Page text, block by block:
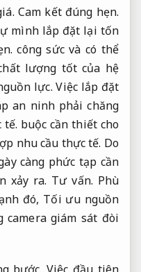
Cam kết đúng hẹn.
mình lắp đặt lại tốn
công sức và có thể
lượng tốt của hệ
lực. Việc lắp đặt
an ninh phải chăng
tế. buộc cần thiết cho
nhu cầu thực tế. Do
càng phức tạp cần
xảy ra. Tư vấn. Phù
đó, Tối ưu nguồn
giám sát đòi